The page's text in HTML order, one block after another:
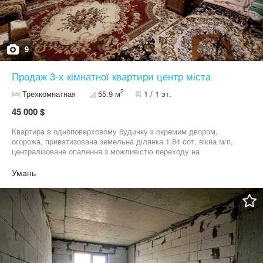
9
Продаж 3-х кімнатної квартири центр міста
Трехкомнатная 55.9 м2 1 / 1 эт.
45 000 $
Квартира в одноповерховому будинку з окремим двором,
огорожа, приватизована земельна ділянка 1.84 сот, вікна м/п,
централізоване опалення з можливістю переходу на
повідомлення не відповідаю
Умань